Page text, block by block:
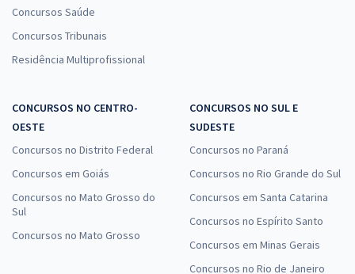
Concursos Saúde
Concursos Tribunais
Residência Multiprofissional
CONCURSOS NO CENTRO-
OESTE
Concursos no Distrito Federal
Concursos em Goiás
Concursos no Mato Grosso do
Sul
Concursos no Mato Grosso
CONCURSOS NO SUL E
SUDESTE
Concursos no Paraná
Concursos no Rio Grande do Sul
Concursos em Santa Catarina
Concursos no Espírito Santo
Concursos em Minas Gerais
Concursos no Rio de Janeiro